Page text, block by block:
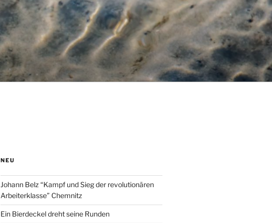
NEU
Johann Belz “Kampf und Sieg der revolutionären
Arbeiterklasse” Chemnitz
Ein Bierdeckel dreht seine Runden